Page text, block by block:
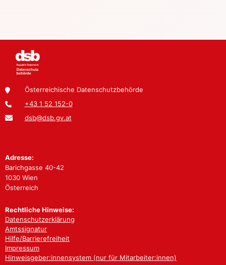
Österreichische Datenschutzbehörde
+43 1 52 152-0
dsb@dsb.gv.at
Adresse:
Barichgasse 40-42
1030 Wien
Österreich
Rechtliche Hinweise:
Datenschutzerklärung
Amtssignatur
Hilfe/Barrierefreiheit
Impressum
Hinweisgeber:innensystem (nur für Mitarbeiter:innen)